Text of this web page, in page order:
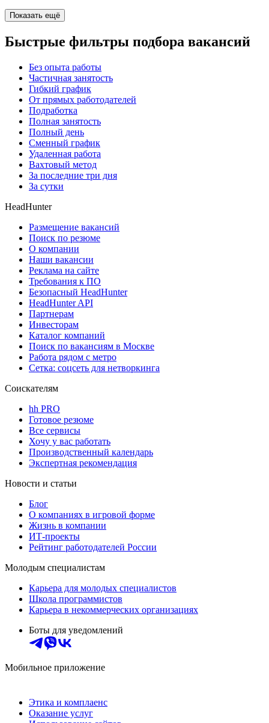
Показать ещё
Быстрые фильтры подбора вакансий
Без опыта работы
Частичная занятость
Гибкий график
От прямых работодателей
Подработка
Полная занятость
Полный день
Сменный график
Удаленная работа
Вахтовый метод
За последние три дня
За сутки
HeadHunter
Размещение вакансий
Поиск по резюме
О компании
Наши вакансии
Реклама на сайте
Требования к ПО
Безопасный HeadHunter
HeadHunter API
Партнерам
Инвесторам
Каталог компаний
Поиск по вакансиям в Москве
Работа рядом с метро
Сетка: соцсеть для нетворкинга
Соискателям
hh PRO
Готовое резюме
Все сервисы
Хочу у вас работать
Производственный календарь
Экспертная рекомендация
Новости и статьи
Блог
О компаниях в игровой форме
Жизнь в компании
ИТ-проекты
Рейтинг работодателей России
Молодым специалистам
Карьера для молодых специалистов
Школа программистов
Карьера в некоммерческих организациях
Боты для уведомлений
Мобильное приложение
Этика и комплаенс
Оказание услуг